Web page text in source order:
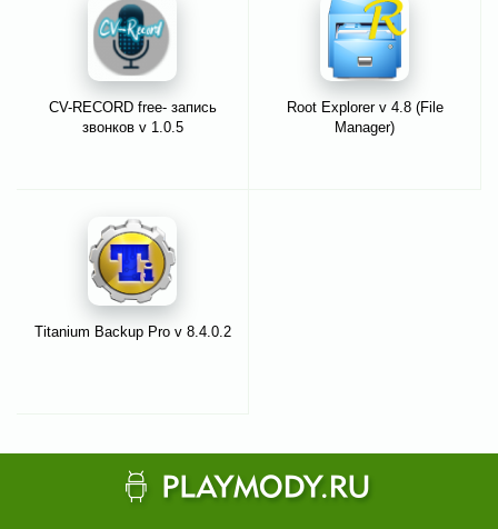
CV-RECORD free- запись
звонков v 1.0.5
Root Explorer v 4.8 (File
Manager)
Titanium Backup Pro v 8.4.0.2